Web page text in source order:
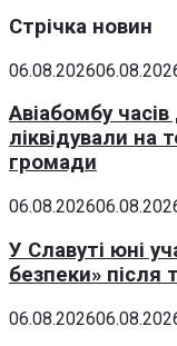
Стрічка новин
06.08.2026
Авіабомбу часів
ліквідували на
громади
06.08.2026
У Славуті юні
безпеки» після
06.08.2026